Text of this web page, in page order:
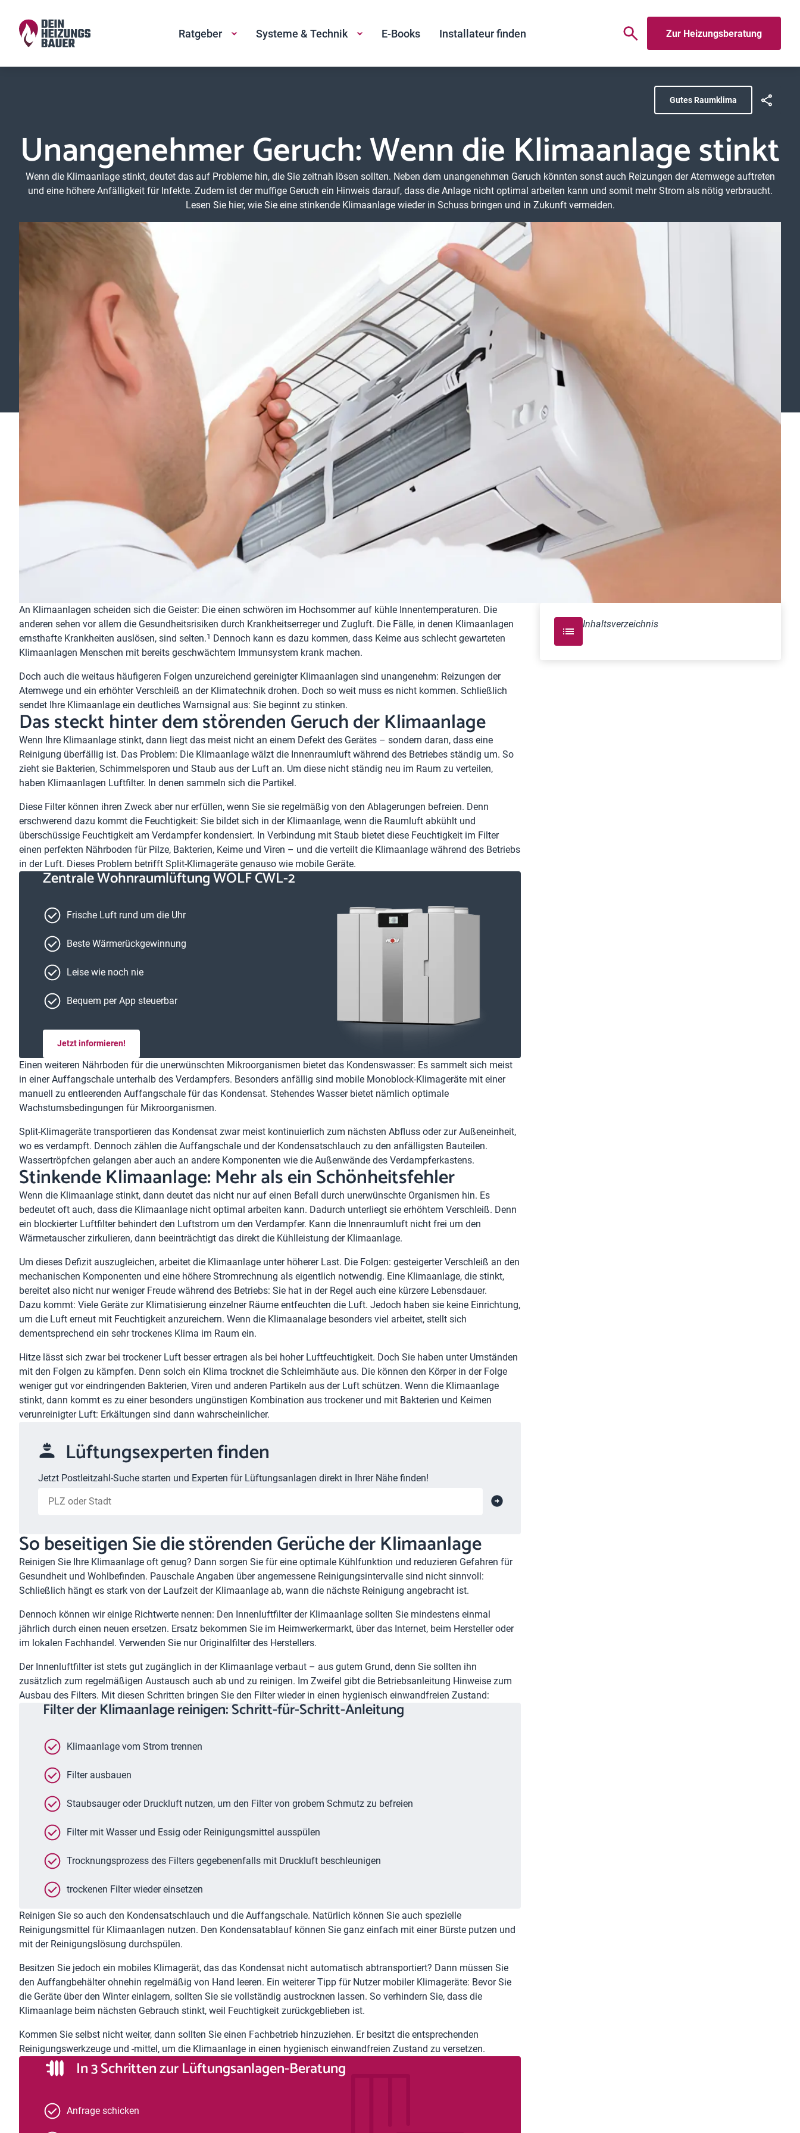
Ratgeber Systeme & Technik E-Books Installateur finden Zur Heizungsberatung
Gutes Raumklima
Unangenehmer Geruch: Wenn die Klimaanlage stinkt
Wenn die Klimaanlage stinkt, deutet das auf Probleme hin, die Sie zeitnah lösen sollten. Neben dem unangenehmen Geruch könnten sonst auch Reizungen der Atemwege auftreten
und eine höhere Anfälligkeit für Infekte. Zudem ist der muffige Geruch ein Hinweis darauf, dass die Anlage nicht optimal arbeiten kann und somit mehr Strom als nötig verbraucht.
Lesen Sie hier, wie Sie eine stinkende Klimaanlage wieder in Schuss bringen und in Zukunft vermeiden.
Inhaltsverzeichnis
An Klimaanlagen scheiden sich die Geister: Die einen schwören im Hochsommer auf kühle Innentemperaturen. Die
anderen sehen vor allem die Gesundheitsrisiken durch Krankheitserreger und Zugluft. Die Fälle, in denen Klimaanlagen
ernsthafte Krankheiten auslösen, sind selten.1 Dennoch kann es dazu kommen, dass Keime aus schlecht gewarteten
Klimaanlagen Menschen mit bereits geschwächtem Immunsystem krank machen.
Doch auch die weitaus häufigeren Folgen unzureichend gereinigter Klimaanlagen sind unangenehm: Reizungen der
Atemwege und ein erhöhter Verschleiß an der Klimatechnik drohen. Doch so weit muss es nicht kommen. Schließlich
sendet Ihre Klimaanlage ein deutliches Warnsignal aus: Sie beginnt zu stinken.
Das steckt hinter dem störenden Geruch der Klimaanlage
Wenn Ihre Klimaanlage stinkt, dann liegt das meist nicht an einem Defekt des Gerätes – sondern daran, dass eine
Reinigung überfällig ist. Das Problem: Die Klimaanlage wälzt die Innenraumluft während des Betriebes ständig um. So
zieht sie Bakterien, Schimmelsporen und Staub aus der Luft an. Um diese nicht ständig neu im Raum zu verteilen,
haben Klimaanlagen Luftfilter. In denen sammeln sich die Partikel.
Diese Filter können ihren Zweck aber nur erfüllen, wenn Sie sie regelmäßig von den Ablagerungen befreien. Denn
erschwerend dazu kommt die Feuchtigkeit: Sie bildet sich in der Klimaanlage, wenn die Raumluft abkühlt und
überschüssige Feuchtigkeit am Verdampfer kondensiert. In Verbindung mit Staub bietet diese Feuchtigkeit im Filter
einen perfekten Nährboden für Pilze, Bakterien, Keime und Viren – und die verteilt die Klimaanlage während des Betriebs
in der Luft. Dieses Problem betrifft Split-Klimageräte genauso wie mobile Geräte.
Zentrale Wohnraumlüftung WOLF CWL-2
Frische Luft rund um die Uhr
Beste Wärmerückgewinnung
Leise wie noch nie
Bequem per App steuerbar
Jetzt informieren!
Einen weiteren Nährboden für die unerwünschten Mikroorganismen bietet das Kondenswasser: Es sammelt sich meist
in einer Auffangschale unterhalb des Verdampfers. Besonders anfällig sind mobile Monoblock-Klimageräte mit einer
manuell zu entleerenden Auffangschale für das Kondensat. Stehendes Wasser bietet nämlich optimale
Wachstumsbedingungen für Mikroorganismen.
Split-Klimageräte transportieren das Kondensat zwar meist kontinuierlich zum nächsten Abfluss oder zur Außeneinheit,
wo es verdampft. Dennoch zählen die Auffangschale und der Kondensatschlauch zu den anfälligsten Bauteilen.
Wassertröpfchen gelangen aber auch an andere Komponenten wie die Außenwände des Verdampferkastens.
Stinkende Klimaanlage: Mehr als ein Schönheitsfehler
Wenn die Klimaanlage stinkt, dann deutet das nicht nur auf einen Befall durch unerwünschte Organismen hin. Es
bedeutet oft auch, dass die Klimaanlage nicht optimal arbeiten kann. Dadurch unterliegt sie erhöhtem Verschleiß. Denn
ein blockierter Luftfilter behindert den Luftstrom um den Verdampfer. Kann die Innenraumluft nicht frei um den
Wärmetauscher zirkulieren, dann beeinträchtigt das direkt die Kühlleistung der Klimaanlage.
Um dieses Defizit auszugleichen, arbeitet die Klimaanlage unter höherer Last. Die Folgen: gesteigerter Verschleiß an den
mechanischen Komponenten und eine höhere Stromrechnung als eigentlich notwendig. Eine Klimaanlage, die stinkt,
bereitet also nicht nur weniger Freude während des Betriebs: Sie hat in der Regel auch eine kürzere Lebensdauer.
Dazu kommt: Viele Geräte zur Klimatisierung einzelner Räume entfeuchten die Luft. Jedoch haben sie keine Einrichtung,
um die Luft erneut mit Feuchtigkeit anzureichern. Wenn die Klimaanalage besonders viel arbeitet, stellt sich
dementsprechend ein sehr trockenes Klima im Raum ein.
Hitze lässt sich zwar bei trockener Luft besser ertragen als bei hoher Luftfeuchtigkeit. Doch Sie haben unter Umständen
mit den Folgen zu kämpfen. Denn solch ein Klima trocknet die Schleimhäute aus. Die können den Körper in der Folge
weniger gut vor eindringenden Bakterien, Viren und anderen Partikeln aus der Luft schützen. Wenn die Klimaanlage
stinkt, dann kommt es zu einer besonders ungünstigen Kombination aus trockener und mit Bakterien und Keimen
verunreinigter Luft: Erkältungen sind dann wahrscheinlicher.
Lüftungsexperten finden
Jetzt Postleitzahl-Suche starten und Experten für Lüftungsanlagen direkt in Ihrer Nähe finden!
So beseitigen Sie die störenden Gerüche der Klimaanlage
Reinigen Sie Ihre Klimaanlage oft genug? Dann sorgen Sie für eine optimale Kühlfunktion und reduzieren Gefahren für
Gesundheit und Wohlbefinden. Pauschale Angaben über angemessene Reinigungsintervalle sind nicht sinnvoll:
Schließlich hängt es stark von der Laufzeit der Klimaanlage ab, wann die nächste Reinigung angebracht ist.
Dennoch können wir einige Richtwerte nennen: Den Innenluftfilter der Klimaanlage sollten Sie mindestens einmal
jährlich durch einen neuen ersetzen. Ersatz bekommen Sie im Heimwerkermarkt, über das Internet, beim Hersteller oder
im lokalen Fachhandel. Verwenden Sie nur Originalfilter des Herstellers.
Der Innenluftfilter ist stets gut zugänglich in der Klimaanlage verbaut – aus gutem Grund, denn Sie sollten ihn
zusätzlich zum regelmäßigen Austausch auch ab und zu reinigen. Im Zweifel gibt die Betriebsanleitung Hinweise zum
Ausbau des Filters. Mit diesen Schritten bringen Sie den Filter wieder in einen hygienisch einwandfreien Zustand:
Filter der Klimaanlage reinigen: Schritt-für-Schritt-Anleitung
Klimaanlage vom Strom trennen
Filter ausbauen
Staubsauger oder Druckluft nutzen, um den Filter von grobem Schmutz zu befreien
Filter mit Wasser und Essig oder Reinigungsmittel ausspülen
Trocknungsprozess des Filters gegebenenfalls mit Druckluft beschleunigen
trockenen Filter wieder einsetzen
Reinigen Sie so auch den Kondensatschlauch und die Auffangschale. Natürlich können Sie auch spezielle
Reinigungsmittel für Klimaanlagen nutzen. Den Kondensatablauf können Sie ganz einfach mit einer Bürste putzen und
mit der Reinigungslösung durchspülen.
Besitzen Sie jedoch ein mobiles Klimagerät, das das Kondensat nicht automatisch abtransportiert? Dann müssen Sie
den Auffangbehälter ohnehin regelmäßig von Hand leeren. Ein weiterer Tipp für Nutzer mobiler Klimageräte: Bevor Sie
die Geräte über den Winter einlagern, sollten Sie sie vollständig austrocknen lassen. So verhindern Sie, dass die
Klimaanlage beim nächsten Gebrauch stinkt, weil Feuchtigkeit zurückgeblieben ist.
Kommen Sie selbst nicht weiter, dann sollten Sie einen Fachbetrieb hinzuziehen. Er besitzt die entsprechenden
Reinigungswerkzeuge und -mittel, um die Klimaanlage in einen hygienisch einwandfreien Zustand zu versetzen.
In 3 Schritten zur Lüftungsanlagen-Beratung
Anfrage schicken